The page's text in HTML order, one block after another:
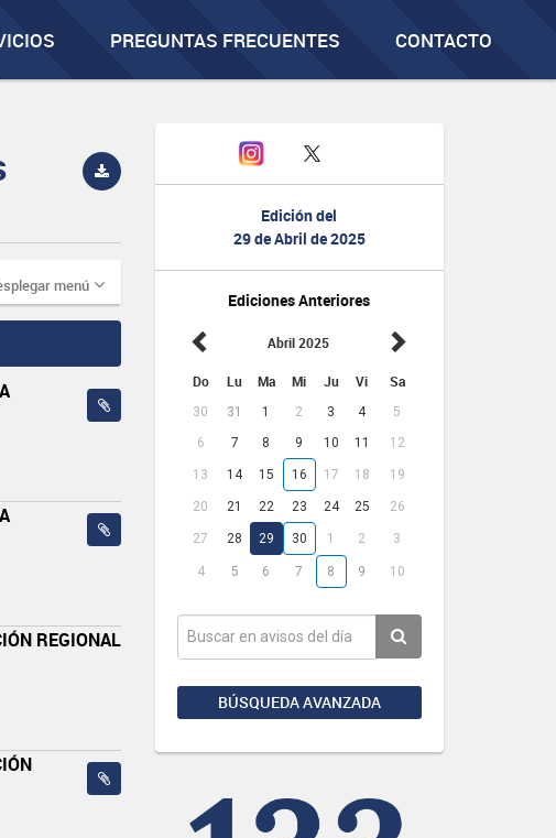
PREGUNTAS FRECUENTES CONTACTO
Edición del
29 de Abril de 2025
Ediciones Anteriores
Abril 2025
Do Lu Ma Mi Ju Vi Sa
30 31 1 2 3 4
5
6
7 8 9 10 11 12
13 14 15 16 17 18 19
20 21 22 23 24 25 26
27 28 29 30 1 2 3
4 5 6 7 8 9 10
BÚSQUEDA AVANZADA
menú
REGIONAL